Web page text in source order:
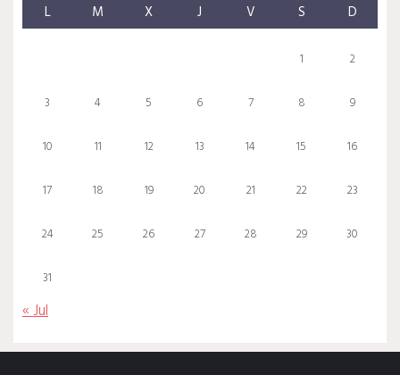
L M X J V S D
1 2
3 4 5 6 7 8 9
10 11 12 13 14 15 16
17 18 19 20 21 22 23
24 25 26 27 28 29 30
31
« Jul